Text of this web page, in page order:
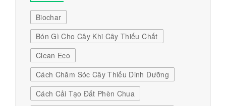
Biochar
Bón Gì Cho Cây Khi Cây Thiếu Chất
Clean Eco
Cách Chăm Sóc Cây Thiếu Dinh Dưỡng
Cách Cải Tạo Đất Phèn Chua